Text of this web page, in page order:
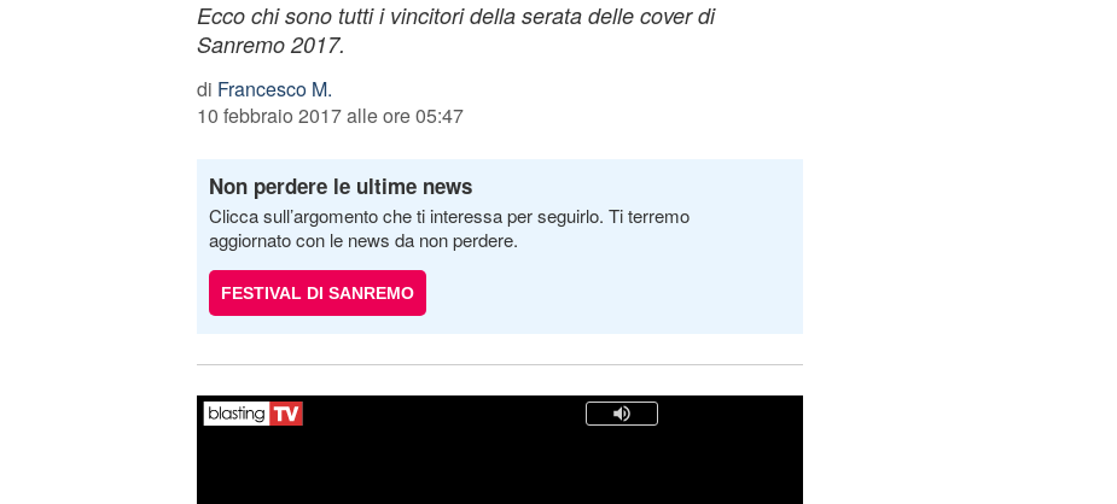
Ecco chi sono tutti i vincitori della serata delle cover di
Sanremo 2017.
di Francesco M.
10 febbraio 2017 alle ore 05:47
Non perdere le ultime news
Clicca sull’argomento che ti interessa per seguirlo. Ti terremo
aggiornato con le news da non perdere.
FESTIVAL DI SANREMO